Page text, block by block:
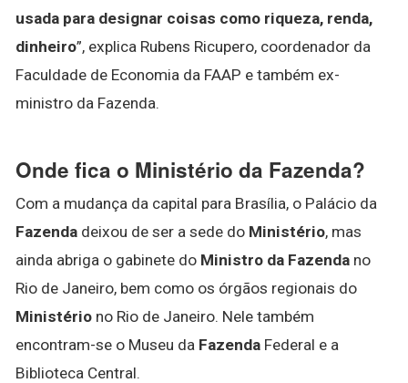
usada para designar coisas como riqueza, renda,
dinheiro”, explica Rubens Ricupero, coordenador da
Faculdade de Economia da FAAP e também ex-
ministro da Fazenda.
Onde fica o Ministério da Fazenda?
Com a mudança da capital para Brasília, o Palácio da
Fazenda deixou de ser a sede do Ministério, mas
ainda abriga o gabinete do Ministro da Fazenda no
Rio de Janeiro, bem como os órgãos regionais do
Ministério no Rio de Janeiro. Nele também
encontram-se o Museu da Fazenda Federal e a
Biblioteca Central.